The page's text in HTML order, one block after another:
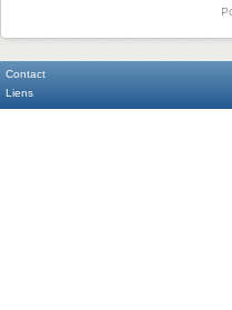
Contact
Liens